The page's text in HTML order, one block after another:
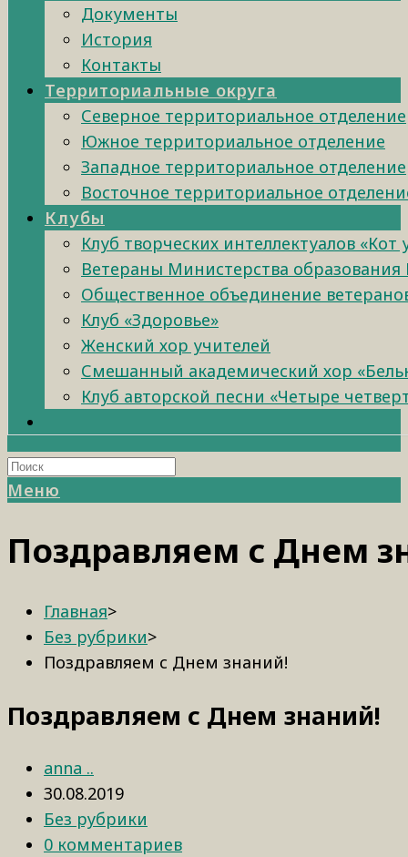
Документы
История
Контакты
Территориальные округа
Северное территориальное отделение
Южное территориальное отделение
Западное территориальное отделение
Восточное территориальное
Клубы
Клуб творческих интеллектуалов «Кот
Ветераны Министерства образования
Общественное объединение
Клуб «Здоровье»
Женский хор учителей
Смешанный академический хор
Клуб авторской песни «Четыре
Меню
Поздравляем с Днем
Главная>
Без рубрики>
Поздравляем с Днем знаний!
Поздравляем с Днем знаний!
anna ..
30.08.2019
Без рубрики
0 комментариев